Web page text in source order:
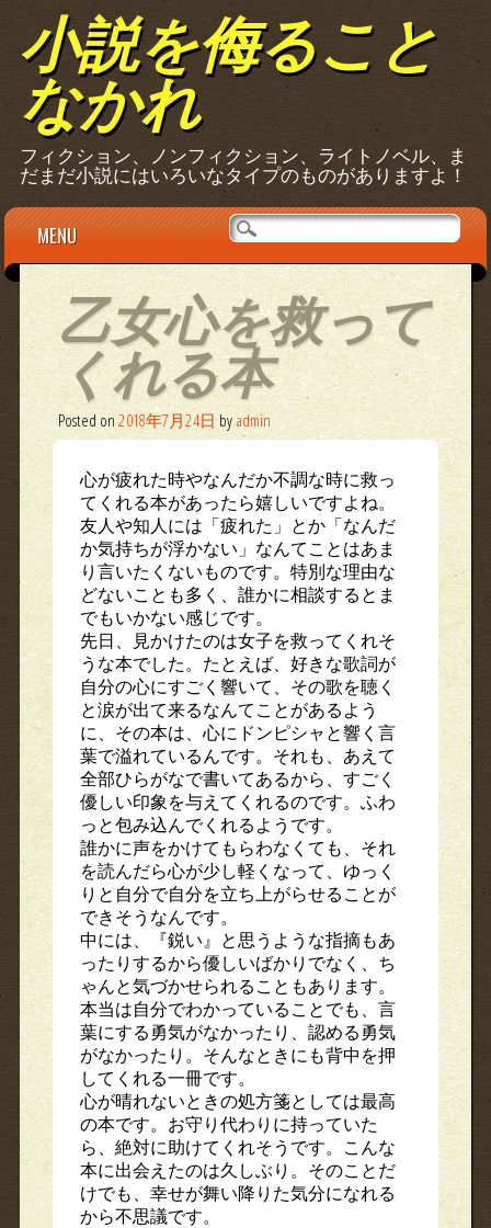
小説を侮ること
なかれ
フィクション、ノンフィクション、ライトノベル、ま
だまだ小説にはいろいなタイプのものがありますよ！
Main menu
Skip
content
MENU
乙女心を救って
くれる本
Posted on2018年7月24日 byadmin
心が疲れた時やなんだか不調な時に救っ
てくれる本があったら嬉しいですよね。
友人や知人には「疲れた」とか「なんだ
か気持ちが浮かない」なんてことはあま
り言いたくないものです。特別な理由な
どないことも多く、誰かに相談するとま
でもいかない感じです。
先日、見かけたのは女子を救ってくれそ
うな本でした。たとえば、好きな歌詞が
自分の心にすごく響いて、その歌を聴く
と涙が出て来るなんてことがあるよう
に、その本は、心にドンピシャと響く言
葉で溢れているんです。それも、あえて
全部ひらがなで書いてあるから、すごく
優しい印象を与えてくれるのです。ふわ
っと包み込んでくれるようです。
誰かに声をかけてもらわなくても、それ
を読んだら心が少し軽くなって、ゆっく
りと自分で自分を立ち上がらせることが
できそうなんです。
中には、『鋭い』と思うような指摘もあ
ったりするから優しいばかりでなく、ち
ゃんと気づかせられることもあります。
本当は自分でわかっていることでも、言
葉にする勇気がなかったり、認める勇気
がなかったり。そんなときにも背中を押
してくれる一冊です。
心が晴れないときの処方箋としては最高
の本です。お守り代わりに持っていた
ら、絶対に助けてくれそうです。こんな
本に出会えたのは久しぶり。そのことだ
けでも、幸せが舞い降りた気分になれる
から不思議です。